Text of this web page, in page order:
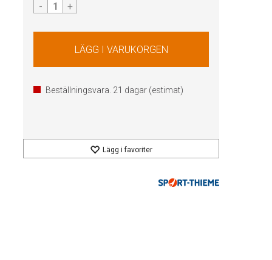
- +
Beställningsvara. 21 dagar (estimat)
Lägg i favoriter